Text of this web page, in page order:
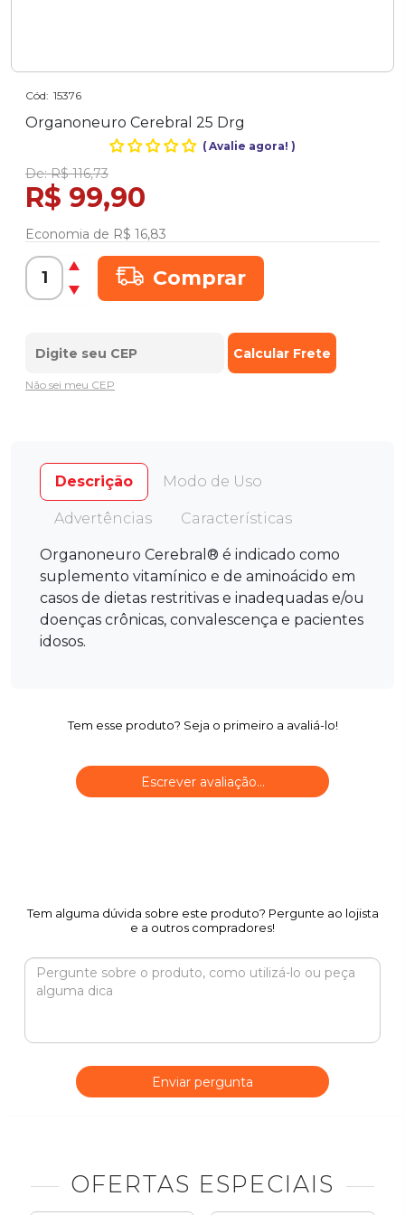
Cód: 15376
Organoneuro Cerebral 25 Drg
(Avalie agora! )
De:R$ 116,73
R$ 99,90
Economia de R$ 16,83
Comprar
Não sei meu CEP
Descrição Modo de Uso
Advertências Características
Organoneuro Cerebral® é indicado como
suplemento vitamínico e de aminoácido em
casos de dietas restritivas e inadequadas e/ou
doenças crônicas, convalescença e pacientes
idosos.
Tem esse produto? Seja o primeiro a avaliá-lo!
Escrever avaliação...
Tem alguma dúvida sobre este produto? Pergunte ao lojista
e a outros compradores!
Enviar pergunta
OFERTAS ESPECIAIS